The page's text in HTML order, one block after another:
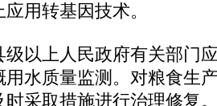
用转基因技术。
上人民政府有关部门
用水质量监测。对粮食生
采取措施进行治理修复